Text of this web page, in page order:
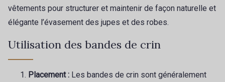
vêtements pour structurer et maintenir de façon naturelle et
élégante l’évasement des jupes et des robes.
Utilisation des bandes de crin
Placement : Les bandes de crin sont généralement